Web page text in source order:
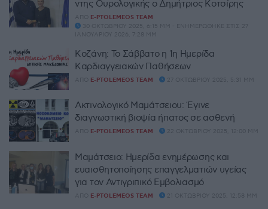
ντης Ουρολογικής ο Δημήτριος Κοτσίρης
ΑΠΌ E-PTOLEMEOS TEAM
30 ΟΚΤΩΒΡΊΟΥ 2025, 6:15 ΜΜ - ΕΝΗΜΕΡΏΘΗΚΕ ΣΤΙΣ 27
ΙΑΝΟΥΑΡΊΟΥ 2026, 7:28 ΜΜ
Κοζάνη: Το Σάββατο η 1η Ημερίδα
Καρδιαγγειακών Παθήσεων
ΑΠΌ E-PTOLEMEOS TEAM 27 ΟΚΤΩΒΡΊΟΥ 2025, 5:31 ΜΜ
Ακτινολογικό Μαμάτσειου: Έγινε
διαγνωστική βιοψία ήπατος σε ασθενή
ΑΠΌ E-PTOLEMEOS TEAM 22 ΟΚΤΩΒΡΊΟΥ 2025, 12:00 ΜΜ
Μαμάτσειο: Ημερίδα ενημέρωσης και
ευαισθητοποίησης επαγγελματιών υγείας
για τον Αντιγριπικό Εμβολιασμό
ΑΠΌ E-PTOLEMEOS TEAM 21 ΟΚΤΩΒΡΊΟΥ 2025, 12:58 ΜΜ